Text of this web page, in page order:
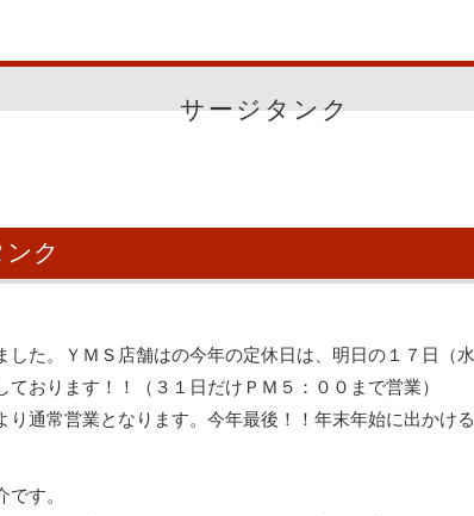
サージタンク
ク
した。ＹＭＳ店舗はの今年の定休日は、明日の１７日（
おります！！（３１日だけＰＭ５：００まで営業）
り通常営業となります。今年最後！！年末年始に出かけ
す。